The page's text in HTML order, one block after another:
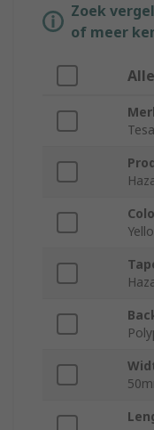
Zoek
of meer
Tesa